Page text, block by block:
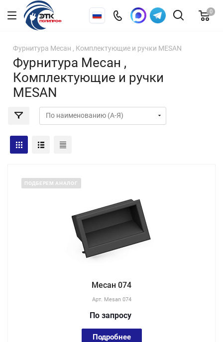
0
Фурнитура Месан , Комплектующие и ручки MESAN
Фурнитура Месан ,
Комплектующие и ручки
MESAN
ПОДБЕРЕМ АНАЛОГ
Месан 074
Арт. Mesan 074
По запросу
Подробнее